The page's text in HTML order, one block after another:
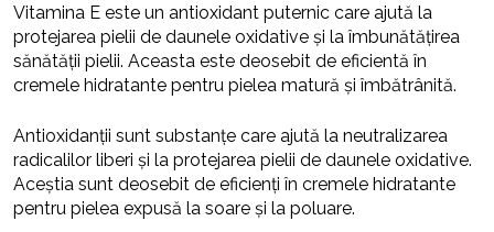
Vitamina E este un antioxidant puternic care ajută la
protejarea pielii de daunele oxidative și la îmbunătățirea
sănătății pielii. Aceasta este deosebit de eficientă în
cremele hidratante pentru pielea matură și îmbătrânită.
Antioxidanții sunt substanțe care ajută la neutralizarea
radicalilor liberi și la protejarea pielii de daunele oxidative.
Aceștia sunt deosebit de eficienți în cremele hidratante
pentru pielea expusă la soare și la poluare.